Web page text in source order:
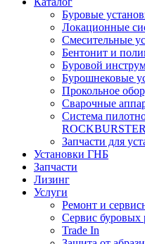
Буровые
Локационные
Смесительные
Бентонит и
Буровой
Бурошнековые
Прокольное
Сварочные
Система
ROCKBURSTER
Запчасти для
Установки ГНБ
Запчасти
Лизинг
Услуги
Ремонт и
Сервис буровых
Trade In